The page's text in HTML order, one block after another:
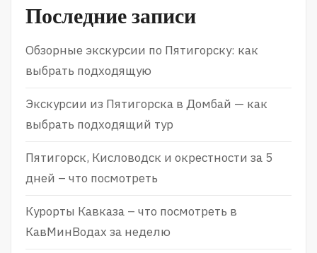
Последние записи
Обзорные экскурсии по Пятигорску: как
выбрать подходящую
Экскурсии из Пятигорска в Домбай — как
выбрать подходящий тур
Пятигорск, Кисловодск и окрестности за 5
дней – что посмотреть
Курорты Кавказа – что посмотреть в
КавМинВодах за неделю